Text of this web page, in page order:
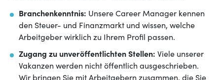
Branchenkenntnis: Unsere Career Manager kennen
den Steuer- und Finanzmarkt und wissen, welche
Arbeitgeber wirklich zu Ihrem Profil passen.
Zugang zu unveröffentlichten Stellen: Viele unserer
Vakanzen werden nicht öffentlich ausgeschrieben.